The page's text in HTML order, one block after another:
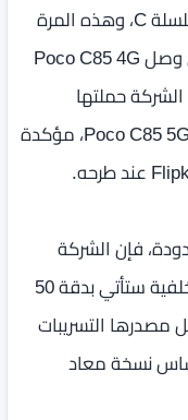
تستعد Poco لإضافة عضو جديد إلى سلسلة C، وهذه المرة
بنسخة داعمة للجيل الخامس. فبعد أن وصل Poco C85 4G
حملتها
الترويجية في الهند تمهيدًا للإعلان عن Poco C85 5G، مؤكدة
فإن الشركة
كشفت نقطة واحدة فقط: الكاميرا الخلفية ستأتي بدقة 50
مصدرها التسريبات
نسخة معاد